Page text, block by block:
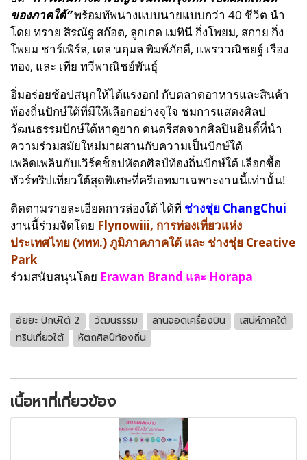
ของภาคใต้”พร้อมทัพนางแบบนายแบบกว่า 40 ชีวิต นำ
โดย ทราย สิรณัฐ สก๊อต, ลูกเกด เมทินี กิ่งโพยม, สกาย กิ่ง
โพยม ชาร์เพิร์ล, เดล นฤมล พิมพ์ภักดี, แพรววณิชยฐ์ เรือง
ทอง, และ เทีย ทวีพาณิชย์พันธุ์
อิ่มอร่อยช้อปสนุกให้ได้แรงอก! กับตลาดอาหารและสินค้า
ท้องถิ่นปักษ์ใต้ที่มีให้เลือกอย่างจุใจ ชมการแสดงศิลป
วัฒนธรรมปักษ์ใต้หาดูยาก ดนตรีสดจากศิลปินอินดี้ที่นำ
ความร่วมสมัยใหม่มาผสานกับความเป็นปักษ์ใต้
เพลิดเพลินกับเวิร์คช็อปหัตถศิลป์ท้องถิ่นปักษ์ใต้ เลือกซื้อ
ทัวร์ทริปเที่ยวใต้สุดพิเศษที่ครีเอทมาเฉพาะงานนี้เท่านั้น!
ติดตามรายละเอียดการล่องใต้ ได้ที่ ช่างชุ่ย ChangChui
งานนี้ร่วมจัดโดย Flynowiii, การท่องเที่ยวแห่ง
ประเทศไทย (ททท.) ภูมิภาคภาคใต้ และ ช่างชุ่ย Creative
Park
ร่วมสนับสนุนโดย Erawan Brand และ Horapa
อัยยะ ปักษ์ใต้ 2 วัฒนธรรม ลานจอดเครื่องบิน
เสน่ห์ภาคใต้
ทริปเที่ยวใต้
หัตถศิลป์ท้องถิ่น
เนื้อหาที่เกี่ยวข้อง